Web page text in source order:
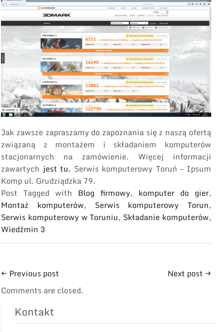
Jak zawsze zapraszamy do zapoznania się z naszą ofertą
związaną z montażem i składaniem komputerów
stacjonarnych na zamówienie. Więcej informacji
zawartych jest tu. Serwis komputerowy Toruń – Ipsum
Komp ul. Grudziądzka 79.
Post Tagged with Blog firmowy, komputer do gier,
Montaż komputerów, Serwis komputerowy Torun,
Serwis komputerowy w Toruniu, Składanie komputerów,
Wiedźmin 3
← Previous post Next post →
Comments are closed.
Kontakt